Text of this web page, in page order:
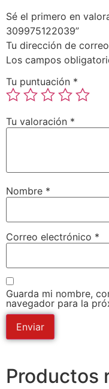
Sé el primero en
309975122039”
Tu dirección de
Los campos
Tu puntuación *
Tu valoración *
Nombre *
Correo electrónico *
Guarda mi nombre,
navegador para la
Productos